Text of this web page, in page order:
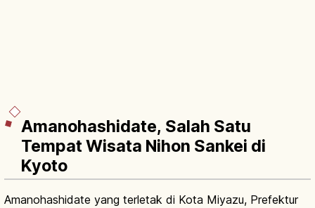
Amanohashidate, Salah Satu
Tempat Wisata Nihon Sankei di
Kyoto
Amanohashidate yang terletak di Kota Miyazu, Prefektur